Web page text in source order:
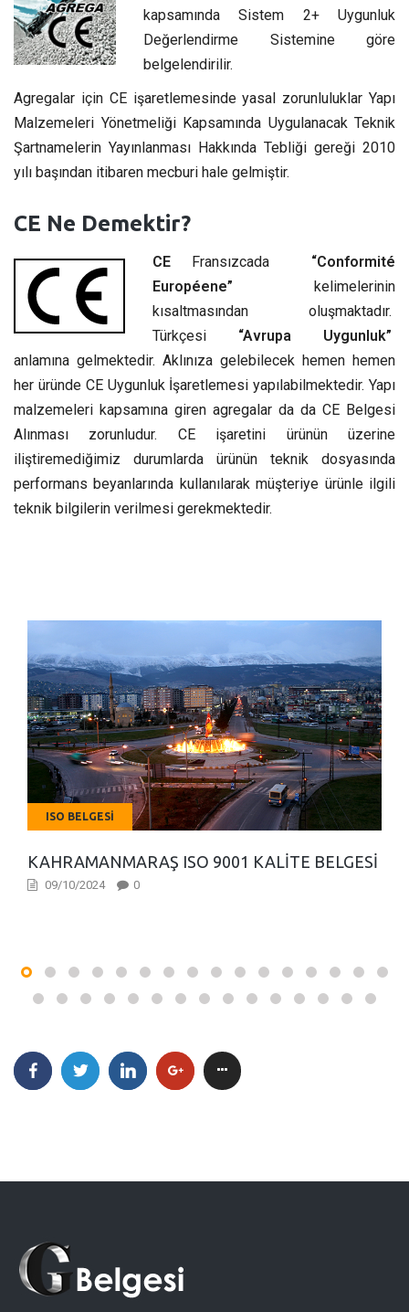
kapsamında Sistem 2+ Uygunluk
Değerlendirme Sistemine göre
belgelendirilir.
Agregalar için CE işaretlemesinde yasal zorunluluklar Yapı
Malzemeleri Yönetmeliği Kapsamında Uygulanacak Teknik
Şartnamelerin Yayınlanması Hakkında Tebliği gereği 2010
yılı başından itibaren mecburi hale gelmiştir.
CE Ne Demektir?
CE Fransızcada “Conformité
Européene” kelimelerinin
kısaltmasından oluşmaktadır.
Türkçesi “Avrupa Uygunluk”
anlamına gelmektedir. Aklınıza gelebilecek hemen hemen
her üründe CE Uygunluk İşaretlemesi yapılabilmektedir. Yapı
malzemeleri kapsamına giren agregalar da da CE Belgesi
Alınması zorunludur. CE işaretini ürünün üzerine
iliştiremediğimiz durumlarda ürünün teknik dosyasında
performans beyanlarında kullanılarak müşteriye ürünle ilgili
teknik bilgilerin verilmesi gerekmektedir.
ISO BELGESI
KAHRAMANMARAŞ ISO 9001 KALITE BELGESI
09/10/2024 0